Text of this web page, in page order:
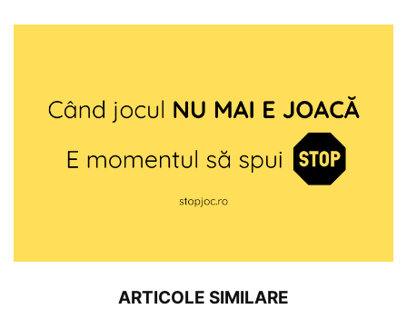
ARTICOLE SIMILARE